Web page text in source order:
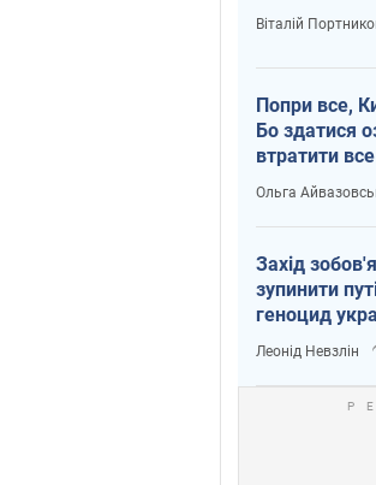
Віталій
Попри все,
Бо здатися
втратити все
Ольга
Захід
зупинити
геноцид
Леонід Невзлін